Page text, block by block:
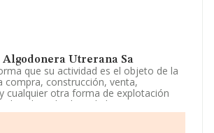
Algodonera Utrerana Sa
que su actividad es el objeto de la
compra, construcción, venta,
cualquier otra forma de explotación
de toda clase de bienes
naves industriales. en el